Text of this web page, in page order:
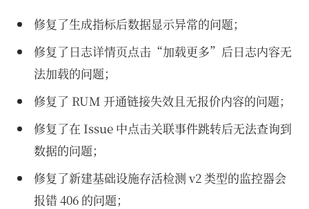
修复了生成指标后数据显示异常的问题；
修复了日志详情页点击“加载更多”后日志内容无
法加载的问题；
修复了 RUM 开通链接失效且无报价内容的问题；
修复了在 Issue 中点击关联事件跳转后无法查询到
数据的问题；
修复了新建基础设施存活检测 v2 类型的监控器会
报错 406 的问题；